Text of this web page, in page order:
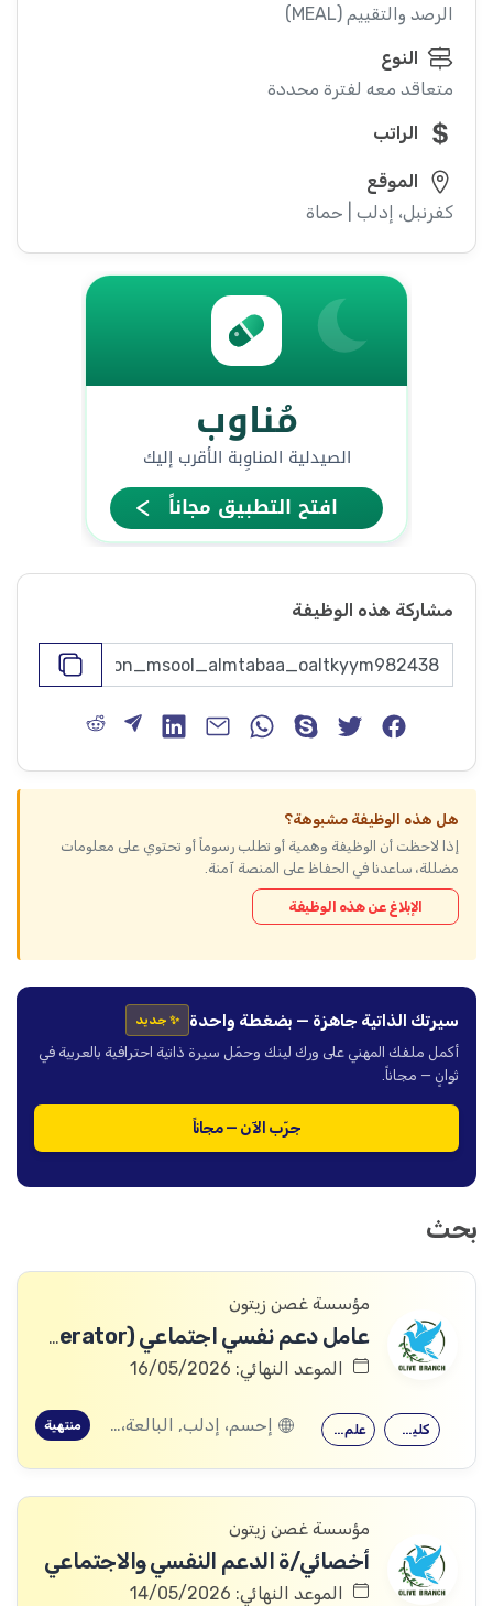
الرصد والتقييم (MEAL)
النوع
متعاقد معه لفترة محددة
الراتب
الموقع
كفرنبل، إدلب | حماة
مشاركة هذه الوظيفة
هل هذه الوظيفة مشبوهة؟
إذا لاحظت أن الوظيفة وهمية أو تطلب رسوماً أو تحتوي على معلومات
مضللة، ساعدنا في الحفاظ على المنصة آمنة.
الإبلاغ عن هذه الوظيفة
سيرتك الذاتية جاهزة — بضغطة واحدة ✨ جديد
أكمل ملفك المهني على ورك لينك وحمّل سيرة ذاتية احترافية بالعربية في
ثوانٍ — مجاناً.
جرّب الآن — مجاناً
بحث
مؤسسة غصن زيتون
عامل دعم نفسي اجتماعي (PSS Operator)
الموعد النهائي: 16/05/2026
علم النفس كلية التربية إحسم، إدلب, البالعة، إدلب, بليون، إدلب, مرعيان، إدلب منتهية
مؤسسة غصن زيتون
أخصائي/ة الدعم النفسي والاجتماعي
الموعد النهائي: 14/05/2026